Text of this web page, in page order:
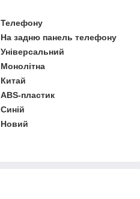
Телефону
На задню панель телефону
Універсальний
Монолітна
Китай
ABS-пластик
Синій
Новий